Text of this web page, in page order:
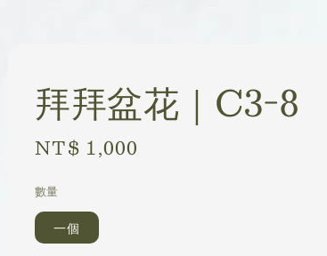
拜拜盆花｜C3-8
Regular
NT$ 1,000
數量
一個